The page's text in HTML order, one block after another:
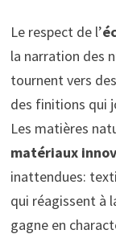
Le respect de l’
la narration des
tournent vers
des finitions qui
Les matières
matériaux
inattendues:
qui réagissent à
gagne en